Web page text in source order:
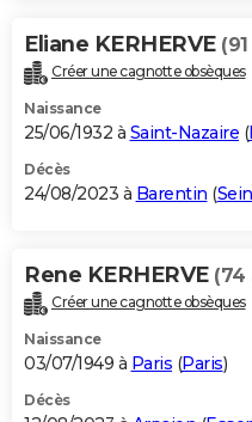
Eliane KERHERVE
Créer une cagnotte obsèques
Naissance
25/06/1932 à Saint-Nazaire (
Décès
24/08/2023 à Barentin (
Rene KERHERVE (74
Créer une cagnotte obsèques
Naissance
03/07/1949 à Paris (Paris)
Décès